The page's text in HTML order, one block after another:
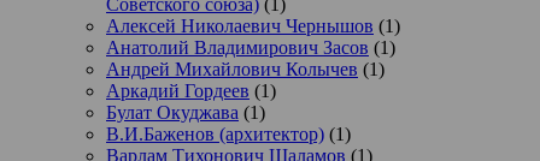
Советского союза) (1)
Алексей Николаевич Чернышов (1)
Анатолий Владимирович Засов (1)
Андрей Михайлович Колычев (1)
Аркадий Гордеев (1)
Булат Окуджава (1)
В.И.Баженов (архитектор) (1)
Варлам Тихонович Шаламов (1)